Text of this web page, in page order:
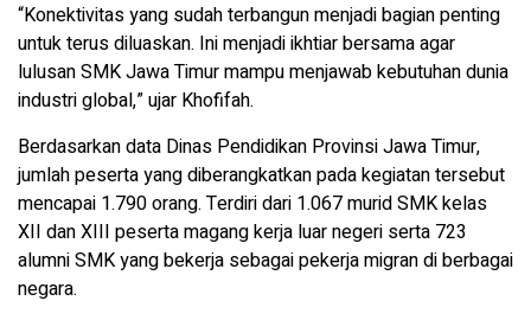
“Konektivitas yang sudah terbangun menjadi bagian penting
untuk terus diluaskan. Ini menjadi ikhtiar bersama agar
lulusan SMK Jawa Timur mampu menjawab kebutuhan dunia
industri global,” ujar Khofifah.
Berdasarkan data Dinas Pendidikan Provinsi Jawa Timur,
jumlah peserta yang diberangkatkan pada kegiatan tersebut
mencapai 1.790 orang. Terdiri dari 1.067 murid SMK kelas
XII dan XIII peserta magang kerja luar negeri serta 723
alumni SMK yang bekerja sebagai pekerja migran di berbagai
negara.